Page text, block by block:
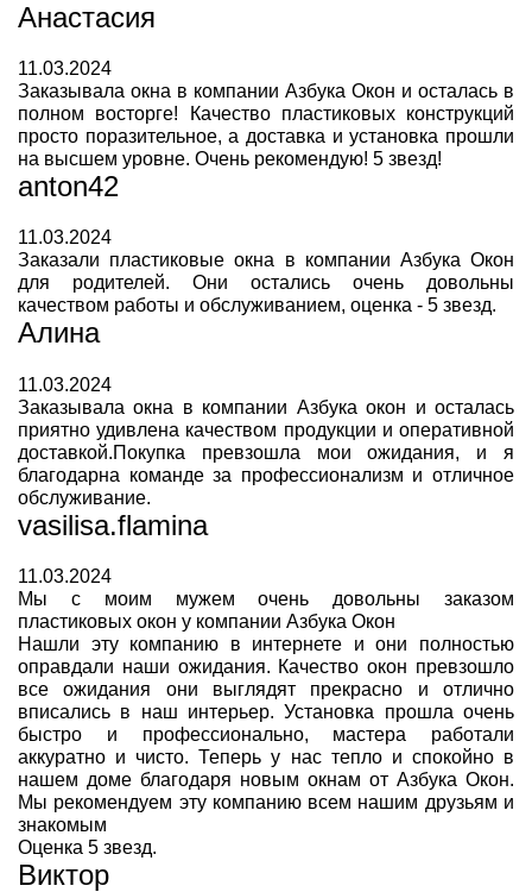
Анастасия
11.03.2024
Заказывала окна в компании Азбука Окон и осталась в
полном восторге! Качество пластиковых конструкций
просто поразительное, а доставка и установка прошли
на высшем уровне. Очень рекомендую! 5 звезд!
anton42
11.03.2024
Заказали пластиковые окна в компании Азбука Окон
для родителей. Они остались очень довольны
качеством работы и обслуживанием, оценка - 5 звезд.
Алина
11.03.2024
Заказывала окна в компании Азбука окон и осталась
приятно удивлена качеством продукции и оперативной
доставкой.Покупка превзошла мои ожидания, и я
благодарна команде за профессионализм и отличное
обслуживание.
vasilisa.flamina
11.03.2024
Мы с моим мужем очень довольны заказом
пластиковых окон у компании Азбука Окон
Нашли эту компанию в интернете и они полностью
оправдали наши ожидания. Качество окон превзошло
все ожидания они выглядят прекрасно и отлично
вписались в наш интерьер. Установка прошла очень
быстро и профессионально, мастера работали
аккуратно и чисто. Теперь у нас тепло и спокойно в
нашем доме благодаря новым окнам от Азбука Окон.
Мы рекомендуем эту компанию всем нашим друзьям и
знакомым
Оценка 5 звезд.
Виктор